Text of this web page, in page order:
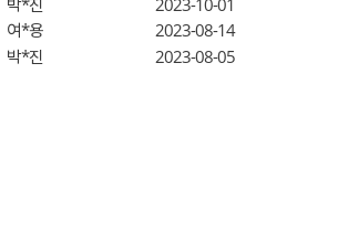
여*용
2023-08-14
박*진
2023-08-05